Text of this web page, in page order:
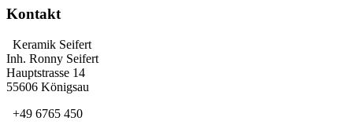
Kontakt
Keramik Seifert
Inh. Ronny Seifert
Hauptstrasse 14
55606 Königsau
+49 6765 450